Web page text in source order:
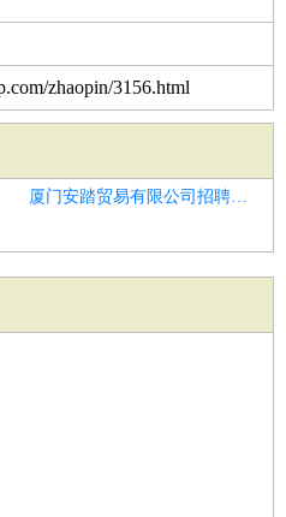
zhaopin/3156.html
厦门安踏贸易有限公司招聘预算造价师